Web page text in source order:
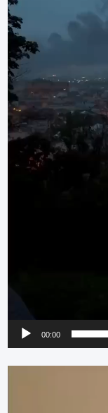
00:00